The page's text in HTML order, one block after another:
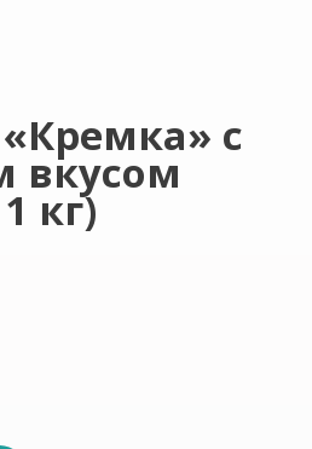
с
вкусом
кг)